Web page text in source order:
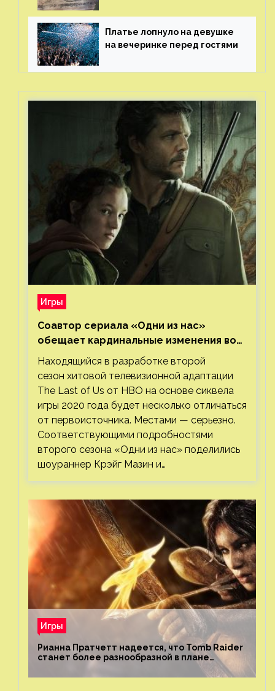
Платье лопнуло на девушке
на вечеринке перед гостями
Игры
Соавтор сериала «Одни из нас»
обещает кардинальные изменения во
втором сезоне
Находящийся в разработке второй
сезон хитовой телевизионной адаптации
The Last of Us от HBO на основе сиквела
игры 2020 года будет несколько отличаться
от первоисточника. Местами — серьезно.
Соответствующими подробностями
второго сезона «Одни из нас» поделились
шоураннер Крэйг Мазин и…
Игры
Рианна Пратчетт надеется, что Tomb Raider
станет более разнообразной в плане
репрезентации